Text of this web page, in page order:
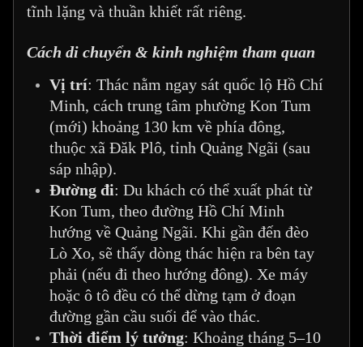
tĩnh lặng và thuần khiết rất riêng.
Cách di chuyển & kinh nghiệm tham quan
Vị trí: Thác nằm ngay sát quốc lộ Hồ Chí
Minh, cách trung tâm phường Kon Tum
(mới) khoảng 130 km về phía đông,
thuộc xã Đăk Plô, tỉnh Quảng Ngãi (sau
sáp nhập).
Đường đi: Du khách có thể xuất phát từ
Kon Tum, theo đường Hồ Chí Minh
hướng về Quảng Ngãi. Khi gần đến đèo
Lò Xo, sẽ thấy dòng thác hiện ra bên tay
phải (nếu đi theo hướng đông). Xe máy
hoặc ô tô đều có thể dừng tạm ở đoạn
đường gần cầu suối để vào thác.
Thời điểm lý tưởng: Khoảng tháng 5–10